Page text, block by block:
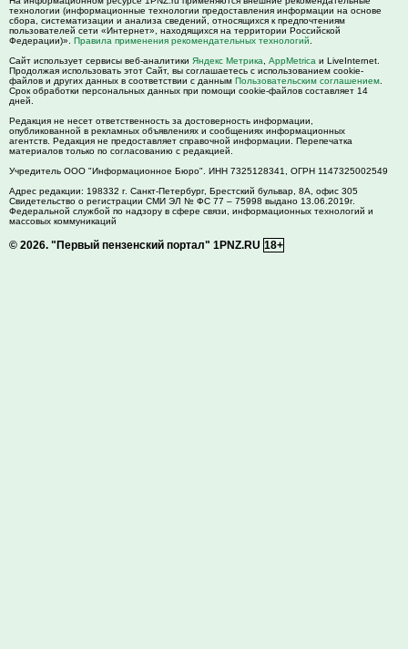
технологии (информационные технологии предоставления информации на основе
сбора, систематизации и анализа сведений, относящихся к предпочтениям
пользователей сети «Интернет», находящихся на территории Российской
Федерации)». Правила применения рекомендательных технологий
Сайт использует сервисы веб-аналитики Яндекс Метрика AppMetrica и LiveInternet.
Продолжая использовать этот Сайт, вы соглашаетесь с использованием cookie-
файлов и других данных в соответствии с данным Пользовательским соглашением
Срок обработки персональных данных при помощи cookie-файлов составляет 14
дней.
Редакция не несет ответственность за достоверность информации,
опубликованной в рекламных объявлениях и сообщениях информационных
агентств. Редакция не предоставляет справочной информации. Перепечатка
материалов только по согласованию с редакцией.
Учредитель ООО "Информационное Бюро". ИНН 7325128341, ОГРН 1147325002549
Адрес редакции: 198332 г. Санкт-Петербург, Брестский бульвар, 8А, офис 305
Свидетельство о регистрации СМИ ЭЛ № ФС 77 – 75998 выдано 13.06.2019г.
Федеральной службой по надзору в сфере связи, информационных технологий и
массовых коммуникаций
© 2026. "Первый пензенский портал" 1PNZ.RU 18+